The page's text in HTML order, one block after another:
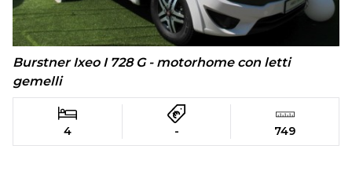
Burstner Ixeo I 728 G - motorhome con letti
gemelli
4 - 749